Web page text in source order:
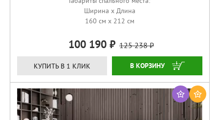
Ширина x Длина
160 см x 212 см
100 190 125 238
КУПИТЬ В 1 КЛИК ЗАКАЗАТЬ